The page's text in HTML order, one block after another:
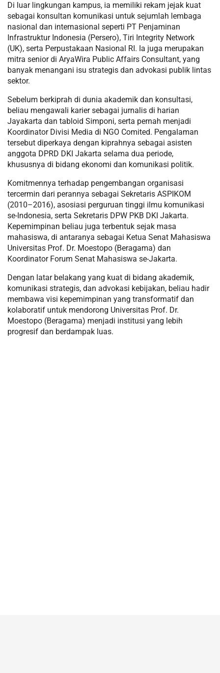
Di luar lingkungan kampus, ia memiliki rekam jejak kuat
sebagai konsultan komunikasi untuk sejumlah lembaga
nasional dan internasional seperti PT Penjaminan
Infrastruktur Indonesia (Persero), Tiri Integrity Network
(UK), serta Perpustakaan Nasional RI. Ia juga merupakan
mitra senior di AryaWira Public Affairs Consultant, yang
banyak menangani isu strategis dan advokasi publik lintas
sektor.
Sebelum berkiprah di dunia akademik dan konsultasi,
beliau mengawali karier sebagai jurnalis di harian
Jayakarta dan tabloid Simponi, serta pernah menjadi
Koordinator Divisi Media di NGO Comited. Pengalaman
tersebut diperkaya dengan kiprahnya sebagai asisten
anggota DPRD DKI Jakarta selama dua periode,
khususnya di bidang ekonomi dan komunikasi politik.
Komitmennya terhadap pengembangan organisasi
tercermin dari perannya sebagai Sekretaris ASPIKOM
(2010–2016), asosiasi perguruan tinggi ilmu komunikasi
se-Indonesia, serta Sekretaris DPW PKB DKI Jakarta.
Kepemimpinan beliau juga terbentuk sejak masa
mahasiswa, di antaranya sebagai Ketua Senat Mahasiswa
Universitas Prof. Dr. Moestopo (Beragama) dan
Koordinator Forum Senat Mahasiswa se-Jakarta.
Dengan latar belakang yang kuat di bidang akademik,
komunikasi strategis, dan advokasi kebijakan, beliau hadir
membawa visi kepemimpinan yang transformatif dan
kolaboratif untuk mendorong Universitas Prof. Dr.
Moestopo (Beragama) menjadi institusi yang lebih
progresif dan berdampak luas.